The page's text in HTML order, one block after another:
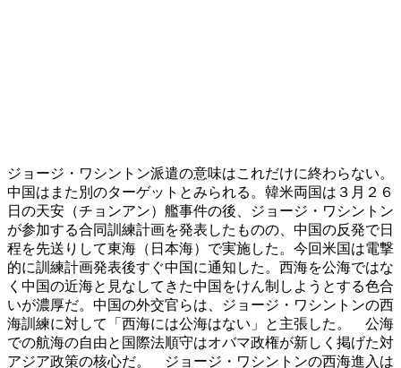
ジョージ・ワシントン派遣の意味はこれだけに終わらない。
中国はまた別のターゲットとみられる。韓米両国は３月２６
日の天安（チョンアン）艦事件の後、ジョージ・ワシントン
が参加する合同訓練計画を発表したものの、中国の反発で日
程を先送りして東海（日本海）で実施した。今回米国は電撃
的に訓練計画発表後すぐ中国に通知した。西海を公海ではな
く中国の近海と見なしてきた中国をけん制しようとする色合
いが濃厚だ。中国の外交官らは、ジョージ・ワシントンの西
海訓練に対して「西海には公海はない」と主張した。 公海
での航海の自由と国際法順守はオバマ政権が新しく掲げた対
アジア政策の核心だ。 ジョージ・ワシントンの西海進入は